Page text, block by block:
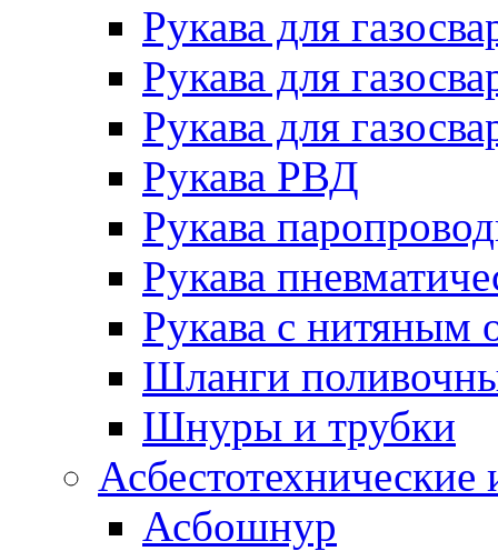
Рукава для
Рукава для
Рукава для
Рукава РВД
Рукава
Рукава
Рукава с нитяным
Шланги
Шнуры и трубки
Асбестотехнические
Асбошнур